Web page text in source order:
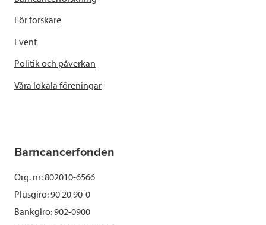
För forskare
Event
Politik och påverkan
Våra lokala föreningar
Barncancerfonden
Org. nr: 802010-6566
Plusgiro: 90 20 90-0
Bankgiro: 902-0900